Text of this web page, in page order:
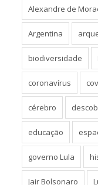
Alexandre de
Argentina
biodiversidade
coronavírus
cérebro
educação
governo Lula
Jair Bolsonaro